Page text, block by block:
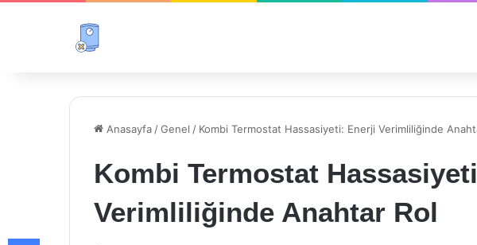
Anasayfa /Genel / Kombi Termostat Hassasiyeti: Enerji Verimliliğinde
Kombi Termostat
Verimliliğinde Anahtar Rol
Facebook